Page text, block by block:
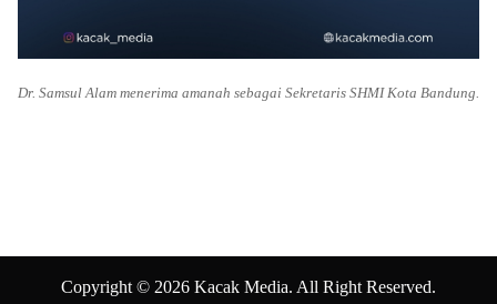
Dr. Samsul Alam menerima amanah sebagai Sekretaris SHMI Kota Bandung.
Copyright © 2026 Kacak Media. All Right Reserved.